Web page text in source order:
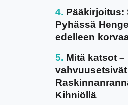
Pääkirjoitus:
Pyhässä
edelleen
Mitä katsot –
vahvuusetsivät
Kihniöllä